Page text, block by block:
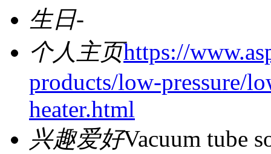
生日-
个人主页https://
products/low-pressure/
heater.html
兴趣爱好Vacuum tube